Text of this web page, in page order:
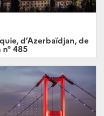
d’Azerbaïdjan, de
485